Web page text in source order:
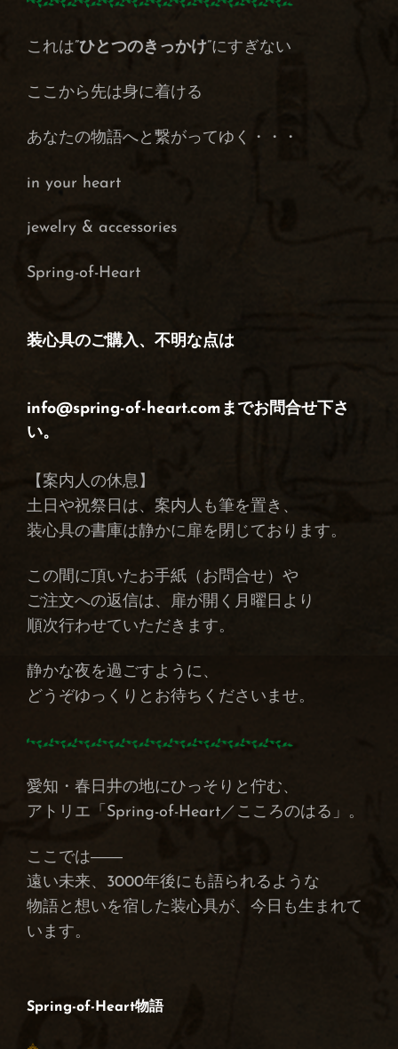
これは”ひとつのきっかけ”にすぎない
ここから先は身に着ける
あなたの物語へと繋がってゆく・・・
in your heart
jewelry & accessories
Spring-of-Heart
装心具のご購入、不明な点は
info@spring-of-heart.comまでお問合せ下さ
い。
【案内人の休息】
土日や祝祭日は、案内人も筆を置き、
装心具の書庫は静かに扉を閉じております。
この間に頂いたお手紙（お問合せ）や
ご注文への返信は、扉が開く月曜日より
順次行わせていただきます。
静かな夜を過ごすように、
どうぞゆっくりとお待ちくださいませ。
愛知・春日井の地にひっそりと佇む、
アトリエ「Spring-of-Heart／こころのはる」。
ここでは――
遠い未来、3000年後にも語られるような
物語と想いを宿した装心具が、今日も生まれて
います。
Spring-of-Heart物語